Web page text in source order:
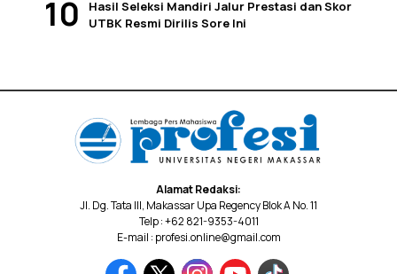
Hasil Seleksi Mandiri Jalur Prestasi dan Skor
UTBK Resmi Dirilis Sore Ini
Alamat Redaksi:
Jl. Dg. Tata III, Makassar Upa Regency Blok A No. 11
Telp : +62 821-9353-4011
E-mail : profesi.online@gmail.com